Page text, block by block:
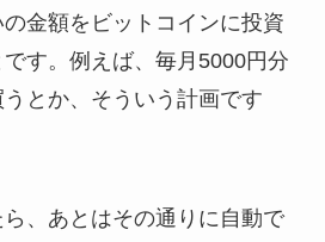
金額をビットコインに投資
す。例えば、毎月5000円分
とか、そういう計画です
、あとはその通りに自動で